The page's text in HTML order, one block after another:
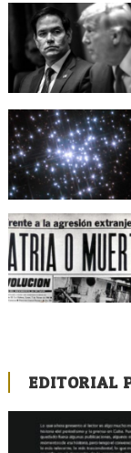
EDITORIAL